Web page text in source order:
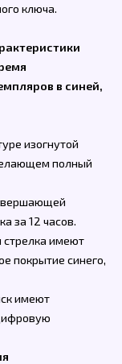
ключа.
в синей,
изогнутой
полный
за 12 часов.
стрелка имеют
покрытие синего,
имеют